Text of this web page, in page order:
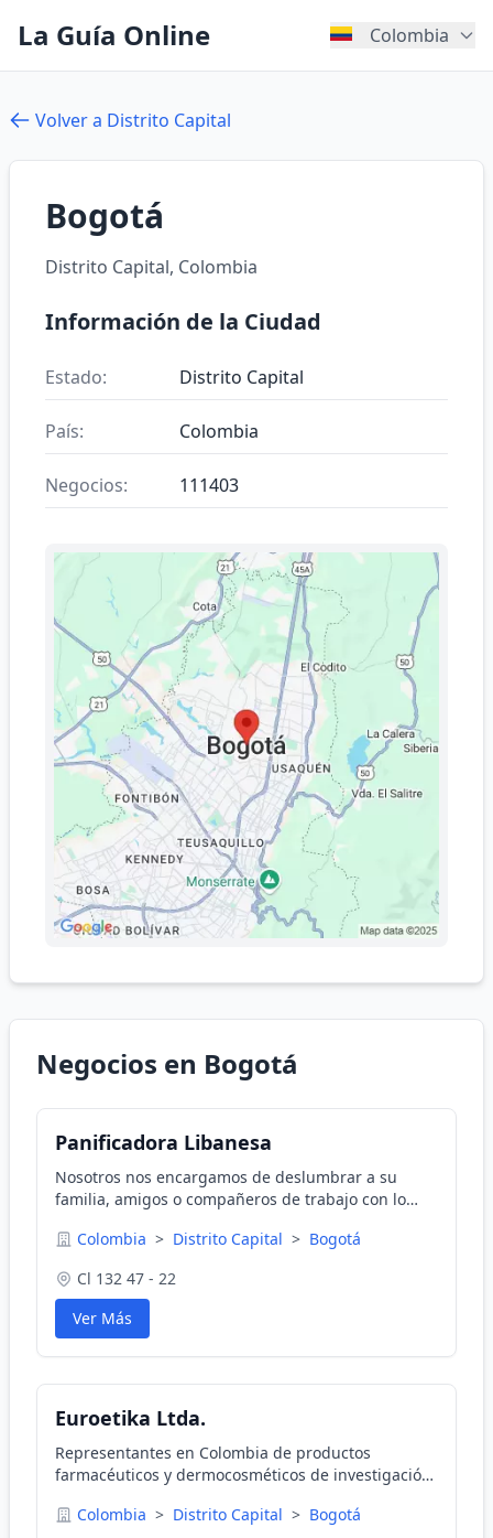
La Guía Online Colombia
Volver a Distrito Capital
Bogotá
Distrito Capital, Colombia
Información de la Ciudad
Estado: Distrito Capital
País: Colombia
Negocios: 111403
Negocios en Bogotá
Panificadora Libanesa
Nosotros nos encargamos de deslumbrar a su
familia, amigos o compañeros de trabajo con lo
de lo demás.Llámenos y un especialista le ayudará
Colombia > Distrito Capital > Bogotá
Cl 132 47 - 22
Ver Más
Euroetika Ltda.
Representantes en Colombia de productos
farmacéuticos y dermocosméticos de investigación
Colombia > Distrito Capital > Bogotá